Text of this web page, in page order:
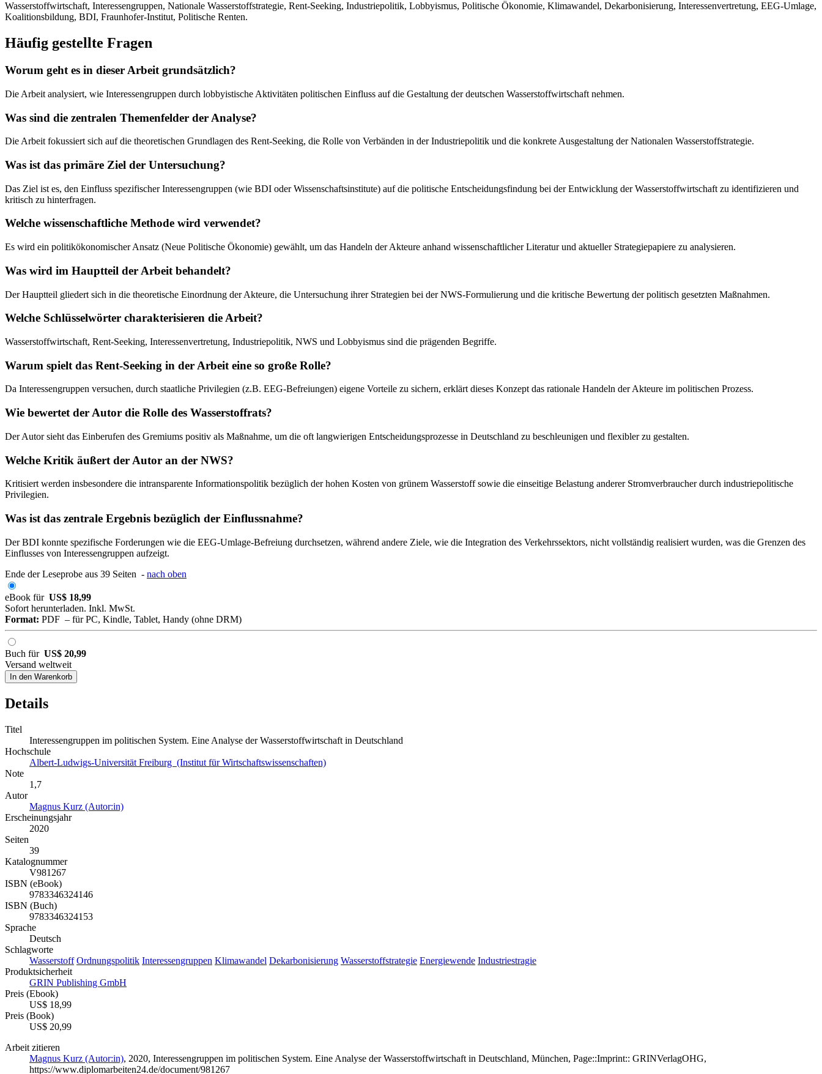
Wasserstoffwirtschaft, Interessengruppen, Nationale Wasserstoffstrategie, Rent-Seeking, Industriepolitik, Lobbyismus, Politische Ökonomie, Klimawandel, Dekarbonisierung, Interessenvertretung, EEG-Umlage,
Koalitionsbildung, BDI, Fraunhofer-Institut, Politische Renten.
Häufig gestellte Fragen
Worum geht es in dieser Arbeit grundsätzlich?
Die Arbeit analysiert, wie Interessengruppen durch lobbyistische Aktivitäten politischen Einfluss auf die Gestaltung der deutschen Wasserstoffwirtschaft nehmen.
Was sind die zentralen Themenfelder der Analyse?
Die Arbeit fokussiert sich auf die theoretischen Grundlagen des Rent-Seeking, die Rolle von Verbänden in der Industriepolitik und die konkrete Ausgestaltung der Nationalen Wasserstoffstrategie.
Was ist das primäre Ziel der Untersuchung?
Das Ziel ist es, den Einfluss spezifischer Interessengruppen (wie BDI oder Wissenschaftsinstitute) auf die politische Entscheidungsfindung bei der Entwicklung der Wasserstoffwirtschaft zu identifizieren und
kritisch zu hinterfragen.
Welche wissenschaftliche Methode wird verwendet?
Es wird ein politikökonomischer Ansatz (Neue Politische Ökonomie) gewählt, um das Handeln der Akteure anhand wissenschaftlicher Literatur und aktueller Strategiepapiere zu analysieren.
Was wird im Hauptteil der Arbeit behandelt?
Der Hauptteil gliedert sich in die theoretische Einordnung der Akteure, die Untersuchung ihrer Strategien bei der NWS-Formulierung und die kritische Bewertung der politisch gesetzten Maßnahmen.
Welche Schlüsselwörter charakterisieren die Arbeit?
Wasserstoffwirtschaft, Rent-Seeking, Interessenvertretung, Industriepolitik, NWS und Lobbyismus sind die prägenden Begriffe.
Warum spielt das Rent-Seeking in der Arbeit eine so große Rolle?
Da Interessengruppen versuchen, durch staatliche Privilegien (z.B. EEG-Befreiungen) eigene Vorteile zu sichern, erklärt dieses Konzept das rationale Handeln der Akteure im politischen Prozess.
Wie bewertet der Autor die Rolle des Wasserstoffrats?
Der Autor sieht das Einberufen des Gremiums positiv als Maßnahme, um die oft langwierigen Entscheidungsprozesse in Deutschland zu beschleunigen und flexibler zu gestalten.
Welche Kritik äußert der Autor an der NWS?
Kritisiert werden insbesondere die intransparente Informationspolitik bezüglich der hohen Kosten von grünem Wasserstoff sowie die einseitige Belastung anderer Stromverbraucher durch industriepolitische
Privilegien.
Was ist das zentrale Ergebnis bezüglich der Einflussnahme?
Der BDI konnte spezifische Forderungen wie die EEG-Umlage-Befreiung durchsetzen, während andere Ziele, wie die Integration des Verkehrssektors, nicht vollständig realisiert wurden, was die Grenzen des
Einflusses von Interessengruppen aufzeigt.
Ende der Leseprobe aus 39 Seiten - nach oben
eBook für US$ 18,99
Sofort herunterladen. Inkl. MwSt.
Format: PDF – für PC, Kindle, Tablet, Handy (ohne DRM)
Buch für US$ 20,99
Versand weltweit
In den Warenkorb
Details
Titel
Interessengruppen im politischen System. Eine Analyse der Wasserstoffwirtschaft in Deutschland
Hochschule
Albert-Ludwigs-Universität Freiburg (Institut für Wirtschaftswissenschaften)
Note
1,7
Autor
Magnus Kurz (Autor:in)
Erscheinungsjahr
2020
Seiten
39
Katalognummer
V981267
ISBN (eBook)
9783346324146
ISBN (Buch)
9783346324153
Sprache
Deutsch
Schlagworte
Wasserstoff Ordnungspolitik Interessengruppen Klimawandel Dekarbonisierung Wasserstoffstrategie Energiewende Industriestragie
Produktsicherheit
GRIN Publishing GmbH
Preis (Ebook)
US$ 18,99
Preis (Book)
US$ 20,99
Arbeit zitieren
Magnus Kurz (Autor:in), 2020, Interessengruppen im politischen System. Eine Analyse der Wasserstoffwirtschaft in Deutschland, München, Page::Imprint:: GRINVerlagOHG,
https://www.diplomarbeiten24.de/document/981267